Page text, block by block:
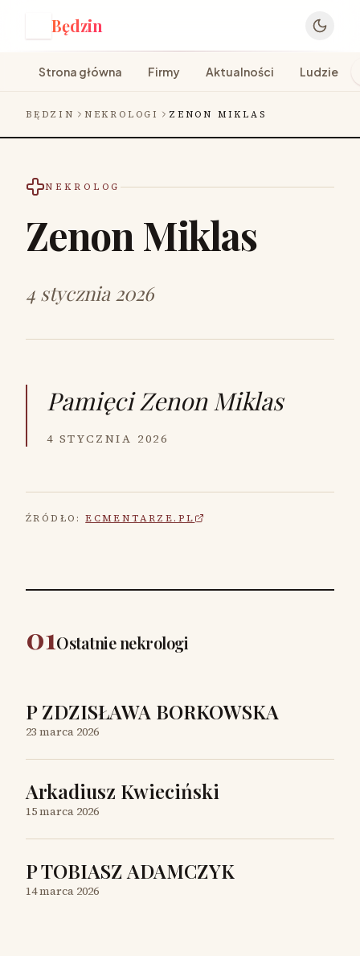
Będzin
Strona główna Firmy Aktualności Ludzie
BĘDZIN NEKROLOGI ZENON MIKLAS
NEKROLOG
Zenon Miklas
4 stycznia 2026
Pamięci Zenon Miklas
4 STYCZNIA 2026
ŹRÓDŁO: ECMENTARZE.PL
01Ostatnie nekrologi
P ZDZISŁAWA BORKOWSKA
23 marca 2026
Arkadiusz Kwieciński
15 marca 2026
P TOBIASZ ADAMCZYK
14 marca 2026